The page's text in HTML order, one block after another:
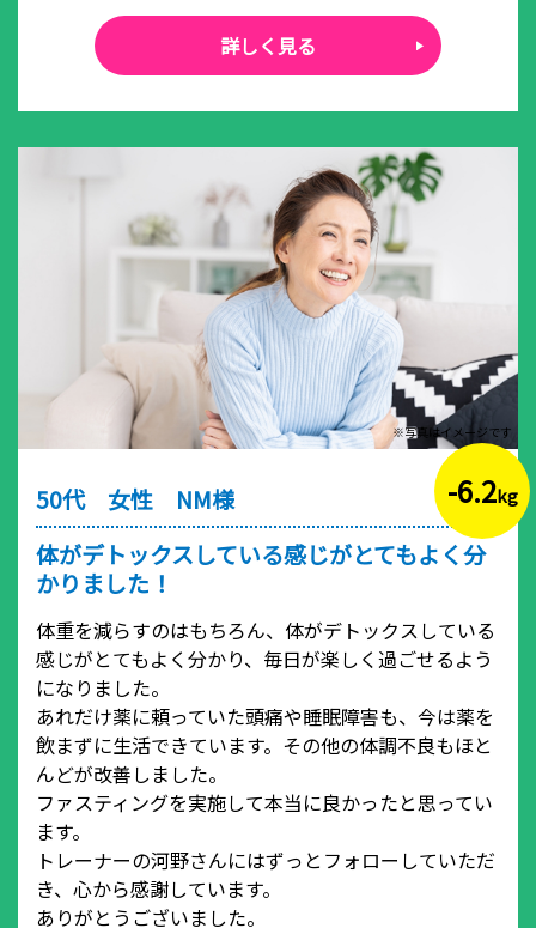
詳しく見る
※写真はイメージです
-6.2kg
50代 女性 NM様
体がデトックスしている感じがとてもよく分
かりました！
体重を減らすのはもちろん、体がデトックスしている
感じがとてもよく分かり、毎日が楽しく過ごせるよう
になりました。
あれだけ薬に頼っていた頭痛や睡眠障害も、今は薬を
飲まずに生活できています。その他の体調不良もほと
んどが改善しました。
ファスティングを実施して本当に良かったと思ってい
ます。
トレーナーの河野さんにはずっとフォローしていただ
き、心から感謝しています。
ありがとうございました。